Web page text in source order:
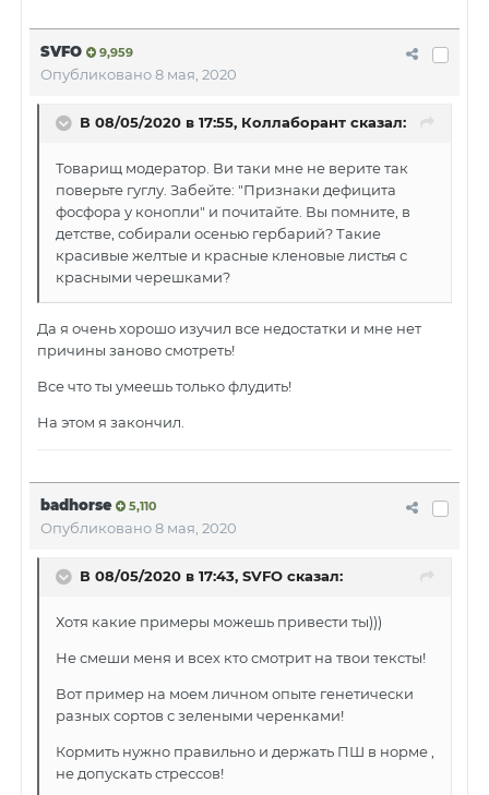
SVFO 9,959
Опубликовано8 мая, 2020
В 08/05/2020 в 17:55, Коллаборант сказал:
Товарищ модератор. Ви таки мне не верите так
поверьте гуглу. Забейте: "Признаки дефицита
фосфора у конопли" и почитайте. Вы помните, в
детстве, собирали осенью гербарий? Такие
красивые желтые и красные кленовые листья с
красными черешками?
Да я очень хорошо изучил все недостатки и мне нет
причины заново смотреть!
Все что ты умеешь только флудить!
На этом я закончил.
badhorse 5,110
Опубликовано8 мая, 2020
В 08/05/2020 в 17:43, SVFO сказал:
Хотя какие примеры можешь привести ты)))
Не смеши меня и всех кто смотрит на твои тексты!
Вот пример на моем личном опыте генетически
разных сортов с зелеными черенками!
Кормить нужно правильно и держать ПШ в норме ,
не допускать стрессов!